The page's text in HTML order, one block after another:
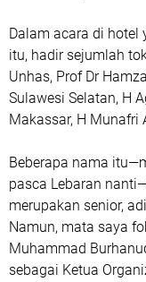
Dalam acara di hotel
itu, hadir sejumlah
Unhas, Prof Dr
Sulawesi Selatan, H
Makassar, H Munafri
Beberapa nama
pasca Lebaran
merupakan senior,
Namun, mata saya
Muhammad
sebagai Ketua